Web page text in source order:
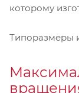
которому
Типоразмеры